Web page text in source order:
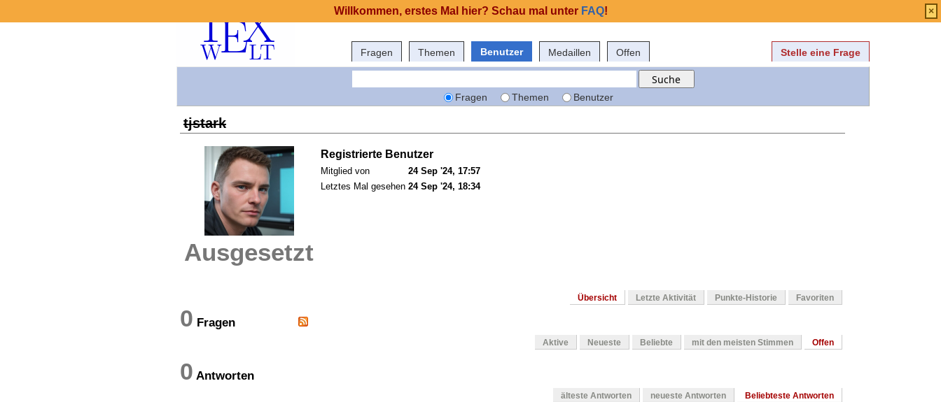
Fragen Themen Benutzer Medaillen Offen Stelle eine Frage
Fragen Themen Benutzer
tjstark
Ausgesetzt
Registrierte Benutzer
Mitglied von
24 Sep '24, 17:57
Letztes Mal gesehen 24 Sep '24, 18:34
Übersicht Letzte Aktivität Punkte-Historie Favoriten
0 Fragen
Aktive Neueste Beliebte mit den meisten Stimmen Offen
0 Antworten
älteste Antworten neueste Antworten Beliebteste Antworten
Willkommen, erstes Mal hier? Schau mal unter FAQ! ×